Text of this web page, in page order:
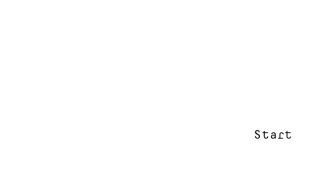
Start